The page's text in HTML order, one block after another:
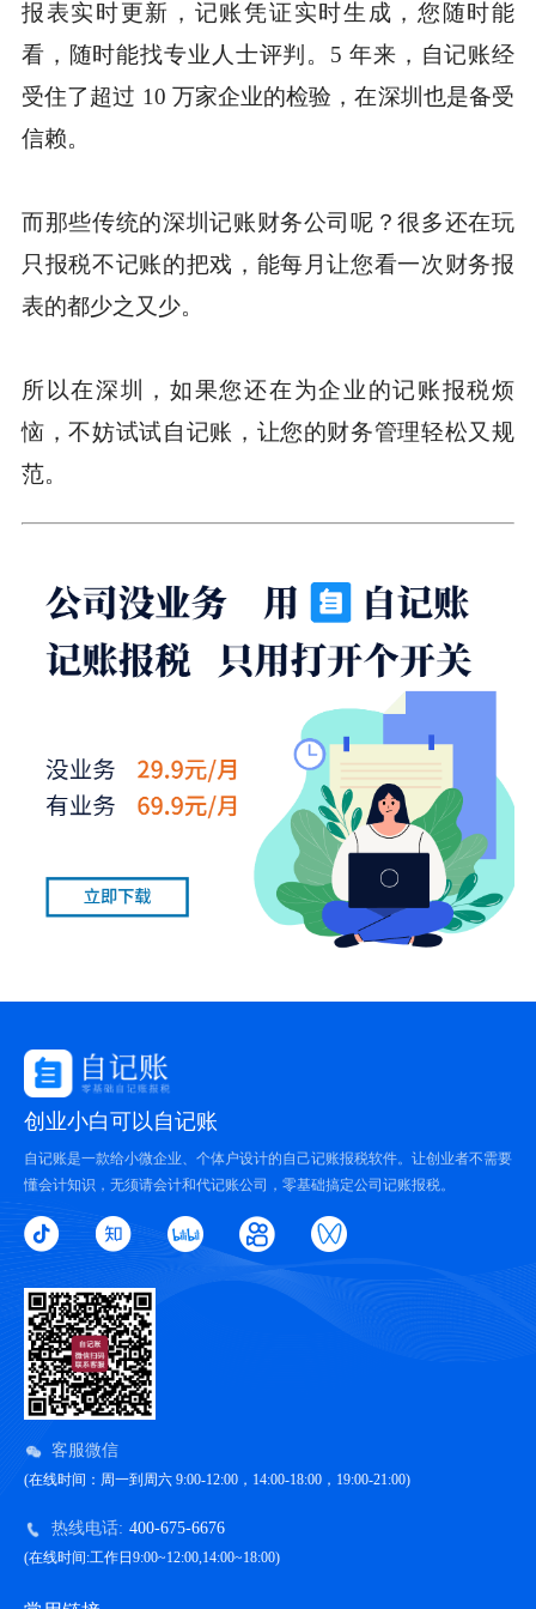
报表实时更新，记账凭证实时生成，您随时能
看，随时能找专业人士评判。5 年来，自记账经
受住了超过 10 万家企业的检验，在深圳也是备受
信赖。
而那些传统的深圳记账财务公司呢？很多还在玩
只报税不记账的把戏，能每月让您看一次财务报
表的都少之又少。
所以在深圳，如果您还在为企业的记账报税烦
恼，不妨试试自记账，让您的财务管理轻松又规
范。
创业小白可以自记账
自记账是一款给小微企业、个体户设计的自己记账报税软件。让创业者不需要
懂会计知识，无须请会计和代记账公司，零基础搞定公司记账报税。
客服微信
(在线时间：周一到周六 9:00-12:00，14:00-18:00，19:00-21:00)
热线电话: 400-675-6676
(在线时间:工作日9:00~12:00,14:00~18:00)